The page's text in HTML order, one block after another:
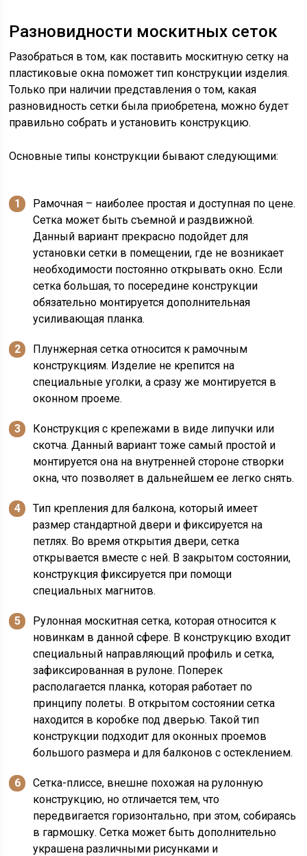
Разновидности москитных сеток
Разобраться в том, как поставить москитную сетку на
пластиковые окна поможет тип конструкции изделия.
Только при наличии представления о том, какая
разновидность сетки была приобретена, можно будет
правильно собрать и установить конструкцию.
Основные типы конструкции бывают следующими:
Рамочная – наиболее простая и доступная по цене.
Сетка может быть съемной и раздвижной.
Данный вариант прекрасно подойдет для
установки сетки в помещении, где не возникает
необходимости постоянно открывать окно. Если
сетка большая, то посередине конструкции
обязательно монтируется дополнительная
усиливающая планка.
Плунжерная сетка относится к рамочным
конструкциям. Изделие не крепится на
специальные уголки, а сразу же монтируется в
оконном проеме.
Конструкция с крепежами в виде липучки или
скотча. Данный вариант тоже самый простой и
монтируется она на внутренней стороне створки
окна, что позволяет в дальнейшем ее легко снять.
Тип крепления для балкона, который имеет
размер стандартной двери и фиксируется на
петлях. Во время открытия двери, сетка
открывается вместе с ней. В закрытом состоянии,
конструкция фиксируется при помощи
специальных магнитов.
Рулонная москитная сетка, которая относится к
новинкам в данной сфере. В конструкцию входит
специальный направляющий профиль и сетка,
зафиксированная в рулоне. Поперек
располагается планка, которая работает по
принципу полеты. В открытом состоянии сетка
находится в коробке под дверью. Такой тип
конструкции подходит для оконных проемов
большого размера и для балконов с остеклением.
Сетка-плиссе, внешне похожая на рулонную
конструкцию, но отличается тем, что
передвигается горизонтально, при этом, собираясь
в гармошку. Сетка может быть дополнительно
украшена различными рисунками и